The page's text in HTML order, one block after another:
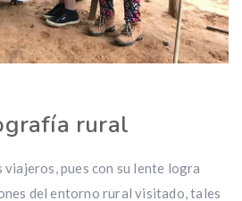
rural
pues con su lente logra
del entorno rural visitado, tales